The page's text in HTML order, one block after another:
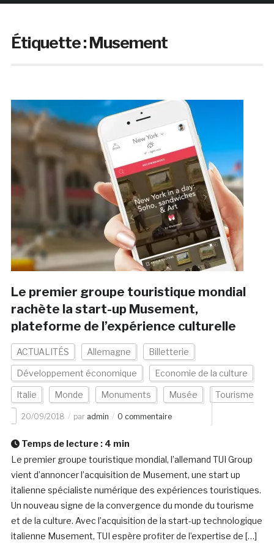
Étiquette :Musement
Le premier groupe touristique mondial
rachète la start-up Musement,
plateforme de l’expérience culturelle
ACTUALITÉS Allemagne Billetterie
Développement économique Economie de la culture
Italie Monde Monuments Musée Tourisme
20/09/2018 par admin 0 commentaire
Temps de lecture : 4 min
Le premier groupe touristique mondial, l’allemand TUI Group
vient d’annoncer l’acquisition de Musement, une start up
italienne spécialiste numérique des expériences touristiques.
Un nouveau signe de la convergence du monde du tourisme
et de la culture. Avec l’acquisition de la start-up technologique
italienne Musement, TUI espère profiter de l’expertise de […]